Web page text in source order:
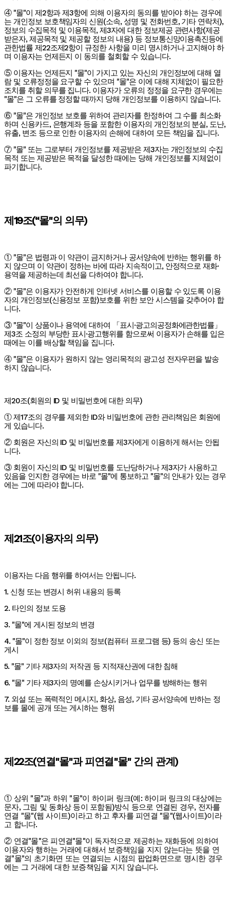
④ "몰"이 제2항과 제3항에 의해 이용자의 동의를 받아야 하는 경우에
는 개인정보 보호책임자의 신원(소속, 성명 및 전화번호, 기타 연락처),
정보의 수집목적 및 이용목적, 제3자에 대한 정보제공 관련사항(제공
받은자, 제공목적 및 제공할 정보의 내용) 등 정보통신망이용촉진등에
관한법률 제22조제2항이 규정한 사항을 미리 명시하거나 고지해야 하
며 이용자는 언제든지 이 동의를 철회할 수 있습니다.
⑤ 이용자는 언제든지 "몰"이 가지고 있는 자신의 개인정보에 대해 열
람 및 오류정정을 요구할 수 있으며 "몰"은 이에 대해 지체없이 필요한
조치를 취할 의무를 집니다. 이용자가 오류의 정정을 요구한 경우에는
"몰"은 그 오류를 정정할 때까지 당해 개인정보를 이용하지 않습니다.
⑥ "몰"은 개인정보 보호를 위하여 관리자를 한정하여 그 수를 최소화
하며 신용카드, 은행계좌 등을 포함한 이용자의 개인정보의 분실, 도난,
유출, 변조 등으로 인한 이용자의 손해에 대하여 모든 책임을 집니다.
⑦ "몰" 또는 그로부터 개인정보를 제공받은 제3자는 개인정보의 수집
목적 또는 제공받은 목적을 달성한 때에는 당해 개인정보를 지체없이
파기합니다.
제19조(“몰"의 의무)
① "몰"은 법령과 이 약관이 금지하거나 공서양속에 반하는 행위를 하
지 않으며 이 약관이 정하는 바에 따라 지속적이고, 안정적으로 재화·
용역을 제공하는데 최선을 다하여야 합니다.
② "몰"은 이용자가 안전하게 인터넷 서비스를 이용할 수 있도록 이용
자의 개인정보(신용정보 포함)보호를 위한 보안 시스템을 갖추어야 합
니다.
③ "몰"이 상품이나 용역에 대하여 「표시·광고의공정화에관한법률」
제3조 소정의 부당한 표시·광고행위를 함으로써 이용자가 손해를 입은
때에는 이를 배상할 책임을 집니다.
④ "몰"은 이용자가 원하지 않는 영리목적의 광고성 전자우편을 발송
하지 않습니다.
제20조(회원의 ID 및 비밀번호에 대한 의무)
① 제17조의 경우를 제외한 ID와 비밀번호에 관한 관리책임은 회원에
게 있습니다.
② 회원은 자신의 ID 및 비밀번호를 제3자에게 이용하게 해서는 안됩
니다.
③ 회원이 자신의 ID 및 비밀번호를 도난당하거나 제3자가 사용하고
있음을 인지한 경우에는 바로 "몰"에 통보하고 "몰"의 안내가 있는 경우
에는 그에 따라야 합니다.
제21조(이용자의 의무)
이용자는 다음 행위를 하여서는 안됩니다.
1. 신청 또는 변경시 허위 내용의 등록
2. 타인의 정보 도용
3. "몰"에 게시된 정보의 변경
4. "몰"이 정한 정보 이외의 정보(컴퓨터 프로그램 등) 등의 송신 또는
게시
5. "몰" 기타 제3자의 저작권 등 지적재산권에 대한 침해
6. "몰" 기타 제3자의 명예를 손상시키거나 업무를 방해하는 행위
7. 외설 또는 폭력적인 메시지, 화상, 음성, 기타 공서양속에 반하는 정
보를 몰에 공개 또는 게시하는 행위
제22조(연결"몰"과 피연결"몰" 간의 관계)
① 상위 "몰"과 하위 "몰"이 하이퍼 링크(예: 하이퍼 링크의 대상에는
문자, 그림 및 동화상 등이 포함됨)방식 등으로 연결된 경우, 전자를
연결 "몰"(웹 사이트)이라고 하고 후자를 피연결 "몰"(웹사이트)이라
고 합니다.
② 연결"몰"은 피연결"몰"이 독자적으로 제공하는 재화등에 의하여
이용자와 행하는 거래에 대해서 보증책임을 지지 않는다는 뜻을 연
결"몰"의 초기화면 또는 연결되는 시점의 팝업화면으로 명시한 경우
에는 그 거래에 대한 보증책임을 지지 않습니다.